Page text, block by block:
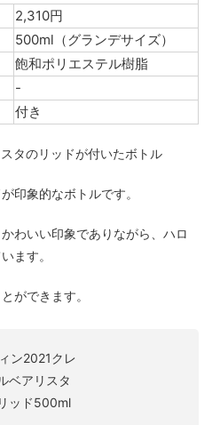
2,310円
500ml（グランデサイズ）
飽和ポリエステル樹脂
-
付き
タのリッドが付いたボトル
印象的なボトルです。
わいい印象でありながら、ハロ
ます。
ができます。